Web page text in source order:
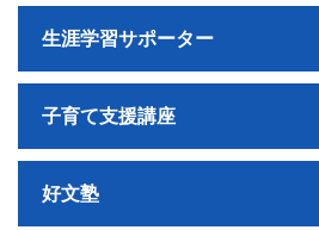
生涯学習サポーター
子育て支援講座
好文塾